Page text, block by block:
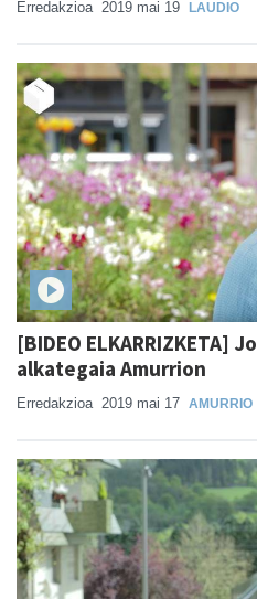
Erredakzioa 2019 mai 19 LAUDIO
[BIDEO ELKARRIZKETA]
alkategaia Amurrion
Erredakzioa 2019 mai 17 AMURRIO